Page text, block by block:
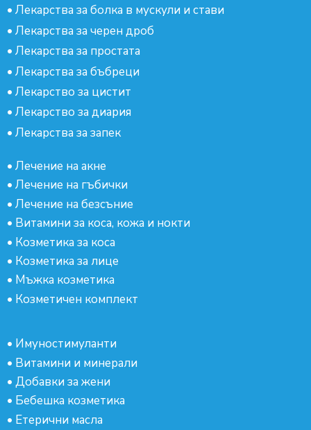
• Лекарства за болка в мускули и стави
• Лекарства за черен дроб
• Лекарства за простата
• Лекарства за бъбреци
• Лекарство за цистит
• Лекарство за диария
• Лекарства за запек
• Лечение на акне
• Лечение на гъбички
• Лечение на безсъние
• Витамини за коса, кожа и нокти
• Козметика за коса
• Козметика за лице
• Мъжка козметика
• Козметичен комплект
• Имуностимуланти
• Витамини и минерали
• Добавки за жени
• Бебешка козметика
• Етерични масла